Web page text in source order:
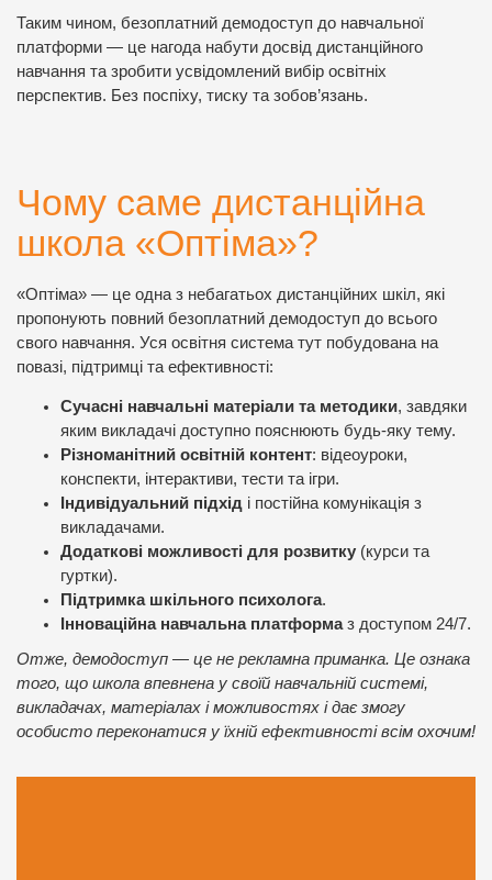
Таким чином, безоплатний демодоступ до навчальної
платформи — це нагода набути досвід дистанційного
навчання та зробити усвідомлений вибір освітніх
перспектив. Без поспіху, тиску та зобов’язань.
Чому саме дистанційна
школа «Оптіма»?
«Оптіма» — це одна з небагатьох дистанційних шкіл, які
пропонують повний безоплатний демодоступ до всього
свого навчання. Уся освітня система тут побудована на
повазі, підтримці та ефективності:
Сучасні навчальні матеріали та методики, завдяки
яким викладачі доступно пояснюють будь-яку тему.
Різноманітний освітній контент: відеоуроки,
конспекти, інтерактиви, тести та ігри.
Індивідуальний підхід і постійна комунікація з
викладачами.
Додаткові можливості для розвитку (курси та
гуртки).
Підтримка шкільного психолога.
Інноваційна навчальна платформаз доступом 24/7.
Отже, демодоступ — це не рекламна приманка. Це ознака
того, що школа впевнена у своїй навчальній системі,
викладачах, матеріалах і можливостях і дає змогу
особисто переконатися у їхній ефективності всім охочим!